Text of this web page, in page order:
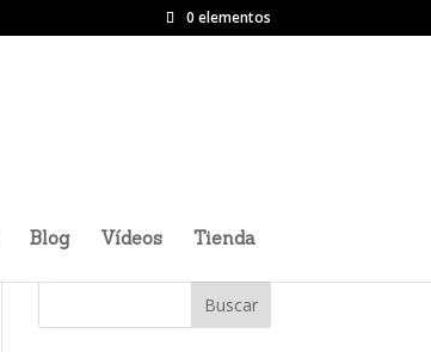
0 elementos
Blog Vídeos Tienda